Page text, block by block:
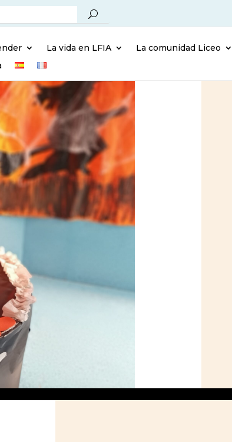
La vida en LFIA La comunidad Liceo